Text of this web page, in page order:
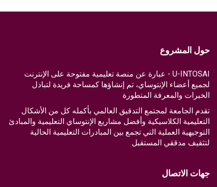
حول المشروع
U-INTOSAI - عبارة عن منصة تعليمية مفتوحة على الإنترنت
لجميع أعضاء الإنتوساي، تم إنشاؤها كمساحة فريدة لتبادل
الخبرات والمعرفة المتطورة
تقدم الجامعة لمجتمع التدقيق العالمي بأكمله كل من الأشكال
التعليمية الكلاسيكية وأفضل مشاريع الإنتوساي التعليمية والمبادئ
التوجيهية العملية التي تجمع بين المبادرات التعليمية الحالية
لتثقيف مدققي المستقبل
جهات الاتصال